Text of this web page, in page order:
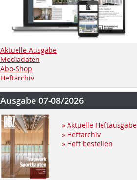
Aktuelle Ausgabe
Mediadaten
Abo-Shop
Heftarchiv
Ausgabe 07-08/2026
» Aktuelle Heftausgabe
» Heftarchiv
» Heft bestellen